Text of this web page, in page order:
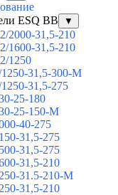
ESQ BB
▼
2000-31,5-210
1600-31,5-210
1250
31,5-300-М
31,5-275
25-180
25-150-М
40-275
31,5-275
31,5-275
31,5-210
31.5-210-М
31,5-210